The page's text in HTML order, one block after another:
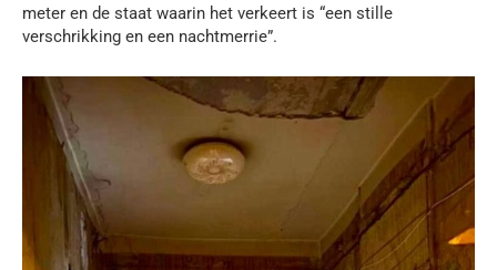
meter en de staat waarin het verkeert is “een stille
verschrikking en een nachtmerrie”.